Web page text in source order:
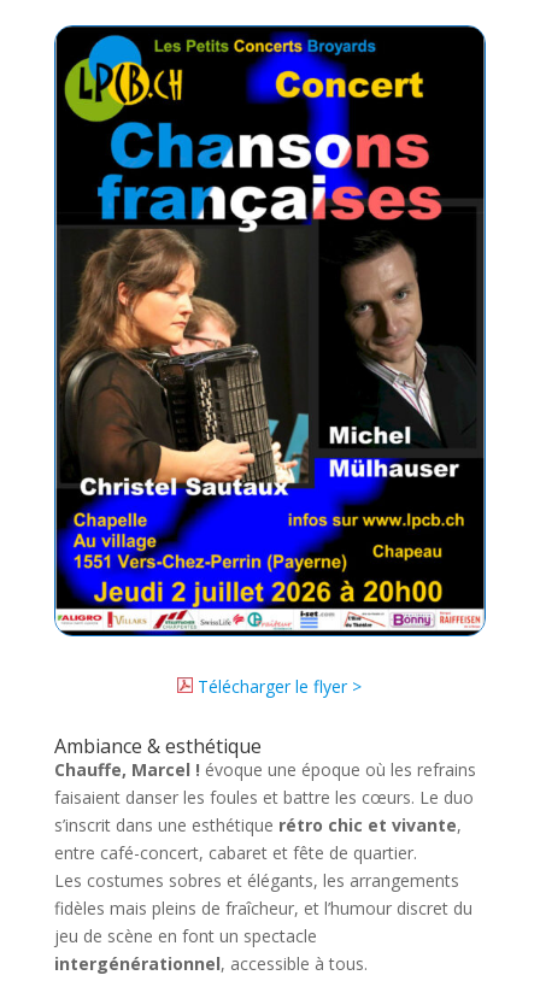
Télécharger le flyer >
Ambiance & esthétique
Chauffe, Marcel ! évoque une époque où les refrains
faisaient danser les foules et battre les cœurs. Le duo
s’inscrit dans une esthétique rétro chic et vivante,
entre café-concert, cabaret et fête de quartier.
Les costumes sobres et élégants, les arrangements
fidèles mais pleins de fraîcheur, et l’humour discret du
jeu de scène en font un spectacle
intergénérationnel, accessible à tous.